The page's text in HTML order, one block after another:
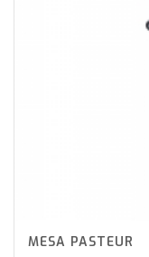
MESA PASTEUR